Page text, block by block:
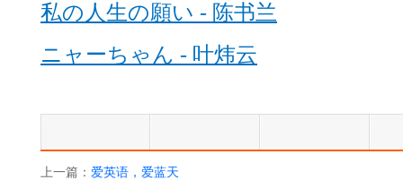
私の人生の願い - 陈书兰
ニャーちゃん - 叶炜云
上一篇： 爱英语，爱蓝天